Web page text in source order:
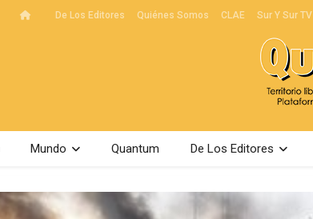
De Los Editores Quiénes Somos CLAE Sur Y Sur TV
Mundo Quantum De Los Editores